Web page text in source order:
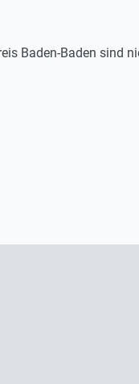
Baden-Baden sind